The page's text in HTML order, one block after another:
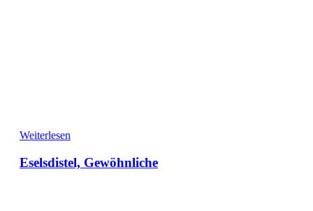
Weiterlesen
Eselsdistel, Gewöhnliche